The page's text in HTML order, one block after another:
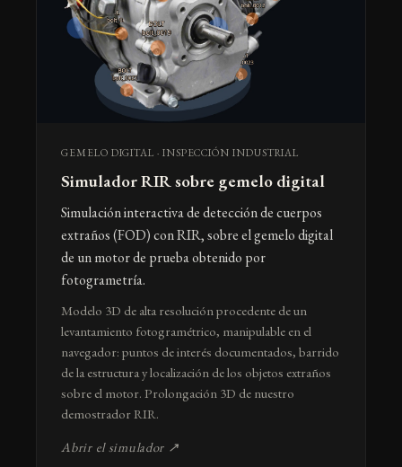
GEMELO DIGITAL · INSPECCIÓN INDUSTRIAL
Simulador RIR sobre gemelo digital
Simulación interactiva de detección de cuerpos
extraños (FOD) con RIR, sobre el gemelo digital
de un motor de prueba obtenido por
fotogrametría.
Modelo 3D de alta resolución procedente de un
levantamiento fotogramétrico, manipulable en el
navegador: puntos de interés documentados, barrido
de la estructura y localización de los objetos extraños
sobre el motor. Prolongación 3D de nuestro
demostrador RIR.
Abrir el simulador ↗